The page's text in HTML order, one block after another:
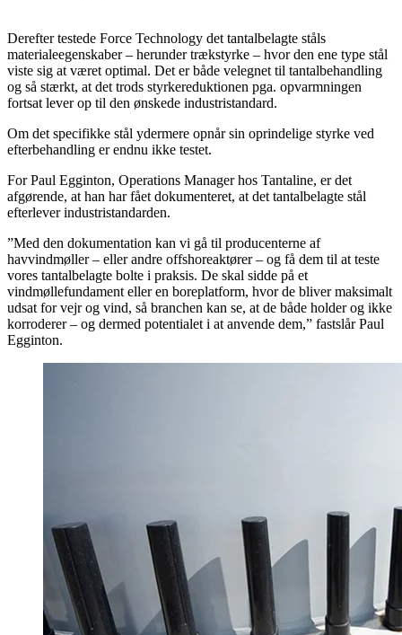
Derefter testede Force Technology det tantalbelagte ståls
materialeegenskaber – herunder trækstyrke – hvor den ene type stål
viste sig at været optimal. Det er både velegnet til tantalbehandling
og så stærkt, at det trods styrkereduktionen pga. opvarmningen
fortsat lever op til den ønskede industristandard.
Om det specifikke stål ydermere opnår sin oprindelige styrke ved
efterbehandling er endnu ikke testet.
For Paul Egginton, Operations Manager hos Tantaline, er det
afgørende, at han har fået dokumenteret, at det tantalbelagte stål
efterlever industristandarden.
”Med den dokumentation kan vi gå til producenterne af
havvindmøller – eller andre offshoreaktører – og få dem til at teste
vores tantalbelagte bolte i praksis. De skal sidde på et
vindmøllefundament eller en boreplatform, hvor de bliver maksimalt
udsat for vejr og vind, så branchen kan se, at de både holder og ikke
korroderer – og dermed potentialet i at anvende dem,” fastslår Paul
Egginton.